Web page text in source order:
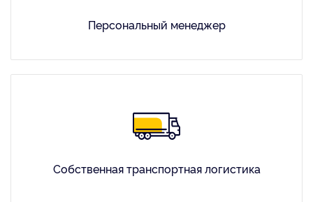
Персональный менеджер
Собственная транспортная логистика